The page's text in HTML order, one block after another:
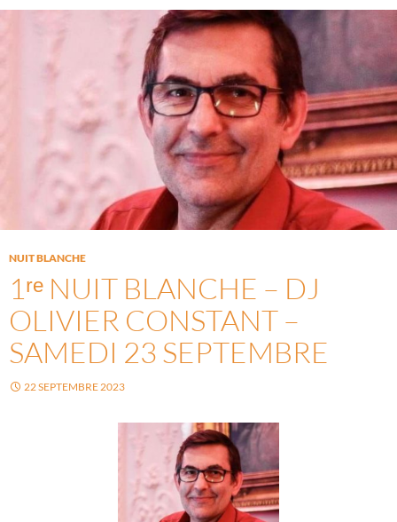
NUIT BLANCHE
1ʳᵉ NUIT BLANCHE – DJ
OLIVIER CONSTANT –
SAMEDI 23 SEPTEMBRE
22 SEPTEMBRE 2023